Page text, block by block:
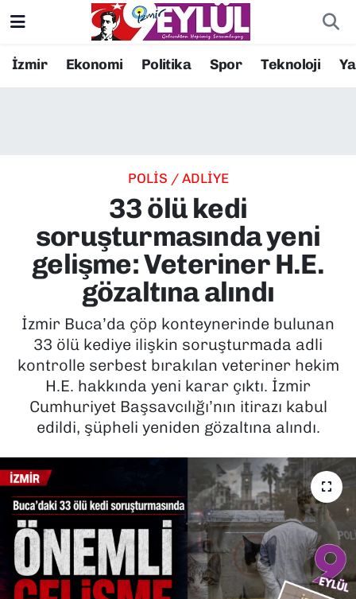
İzmir Ekonomi Politika Spor Teknoloji
POLİS / ADLİYE
33 ölü kedi
soruşturmasında yeni
gelişme: Veteriner H.E.
gözaltına alındı
İzmir Buca’da çöp konteynerinde bulunan
33 ölü kediye ilişkin soruşturmada adli
kontrolle serbest bırakılan veteriner hekim
H.E. hakkında yeni karar çıktı. İzmir
Cumhuriyet Başsavcılığı’nın itirazı kabul
edildi, şüpheli yeniden gözaltına alındı.
Resmi İlanlar
KÜLTÜR SANAT
MAGAZİN
POLİTİKA
SAĞLIK
SPOR
TEKNOLOJİ
YAŞAM
YEREL YÖNETİMLER
Konak Nöbetçi Eczaneler
Süper Lig Puan Durumu ve Fikstür
Tüm Manşetler
Son Dakika Haberleri
Haber Arşivi